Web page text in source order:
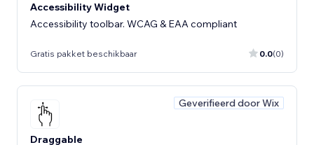
Accessibility Widget
Accessibility toolbar. WCAG & EAA compliant
Gratis pakket beschikbaar 0.0(0)
Geverifieerd door Wix
Draggable